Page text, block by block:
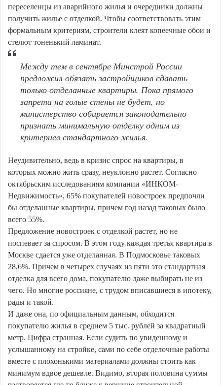
переселенцы из аварийного жилья и очередники должны
получить жилье с отделкой. Чтобы соответствовать этим
формальным критериям, строители клеят копеечные обои и
стелют тоненький ламинат.
Между тем в сентябре Минстрой России
предложил обязать застройщиков сдавать
только отделанные квартиры. Пока прямого
запрета на голые стены не будет, но
министерство собирается законодательно
признать минимальную отделку одним из
критериев стандартного жилья.
Неудивительно, ведь в кризис спрос на квартиры, в
которых можно жить сразу, неуклонно растет. Согласно
октябрьским исследованиям компании «ИНКОМ-
Недвижимость», 65% покупателей новостроек предпочли
бы отделанные квартиры, причем год назад таковых было
всего 55%.
Предложение новостроек с отделкой растет, но не
поспевает за спросом. В этом году каждая третья квартира в
Москве сдается уже отделанная. В Подмосковье таковых
28,6%. Причем в четырех случаях из пяти это стандартная
отделка для всего дома, покупателю даже выбирать не из
чего. Но многие россияне, с трудом вписавшиеся в ипотеку,
рады и такой.
И даже она, по официальным данным, обходится
покупателю жилья в среднем 5 тыс. рублей за квадратный
метр. Цифра странная. Если судить по увиденному и
услышанному на стройке, сами по себе отделочные работы
вместе с плохонькими материалами должны стоить как
минимум вдвое дешевле. Видимо, вторая половина суммы